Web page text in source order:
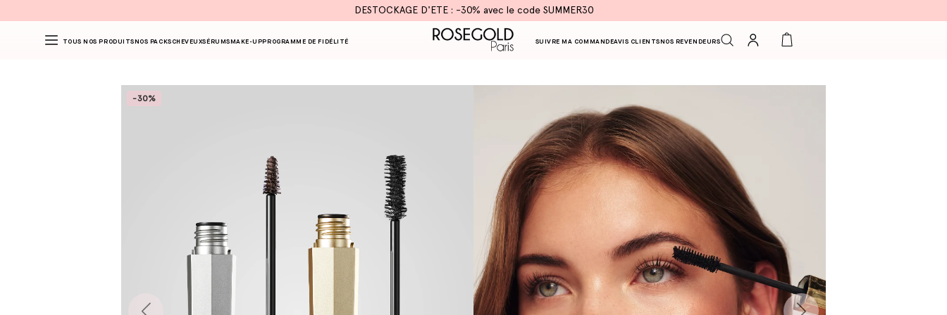
DESTOCKAGE D'ETE : -30% avec le code SUMMER30
TOUS NOS PRODUITSNOS PACKSCHEVEUXSÉRUMSMAKE-UPPROGRAMME DE FIDÉLITÉ SUIVRE MA COMMANDEAVIS CLIENTSNOS REVENDEURS Connexion Panier
-30%